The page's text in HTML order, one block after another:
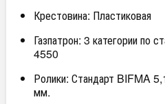
Крестовина: Пластиковая
Газпатрон: 3 категории по
4550
Ролики: Стандарт BIFMA
мм.